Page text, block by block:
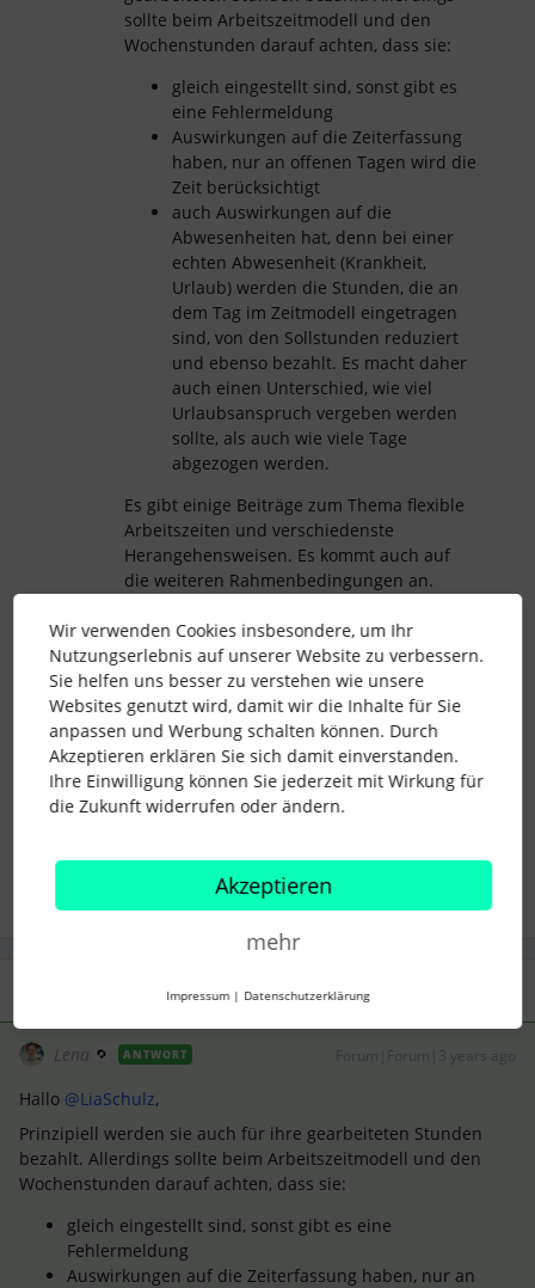
sollte beim Arbeitszeitmodell und den
Wochenstunden darauf achten, dass sie:
gleich eingestellt sind, sonst gibt es
eine Fehlermeldung
Auswirkungen auf die Zeiterfassung
haben, nur an offenen Tagen wird die
Zeit berücksichtigt
auch Auswirkungen auf die
Abwesenheiten hat, denn bei einer
echten Abwesenheit (Krankheit,
Urlaub) werden die Stunden, die an
dem Tag im Zeitmodell eingetragen
sind, von den Sollstunden reduziert
und ebenso bezahlt. Es macht daher
auch einen Unterschied, wie viel
Urlaubsanspruch vergeben werden
sollte, als auch wie viele Tage
abgezogen werden.
Es gibt einige Beiträge zum Thema flexible
Arbeitszeiten und verschiedenste
Herangehensweisen. Es kommt auch auf
die weiteren Rahmenbedingungen an.
vielleicht hilft Dir das ja:
Liebe Grüße
Lena
anwesenheiten Zeiterfassung flexible Arbeitszeiten
Lena ANTWORT
Hallo @LiaSchulz,
Prinzipiell werden sie auch für ihre gearbeiteten Stunden
bezahlt. Allerdings sollte beim Arbeitszeitmodell und den
Wochenstunden darauf achten, dass sie:
gleich eingestellt sind, sonst gibt es eine
Fehlermeldung
Auswirkungen auf die Zeiterfassung haben, nur an
Wir verwenden Cookies insbesondere, um Ihr
Nutzungserlebnis auf unserer Website zu verbessern.
Sie helfen uns besser zu verstehen wie unsere
Websites genutzt wird, damit wir die Inhalte für Sie
anpassen und Werbung schalten können. Durch
Akzeptieren erklären Sie sich damit einverstanden.
Ihre Einwilligung können Sie jederzeit mit Wirkung für
die Zukunft widerrufen oder ändern.
Akzeptieren
mehr
Impressum | Datenschutzerklärung